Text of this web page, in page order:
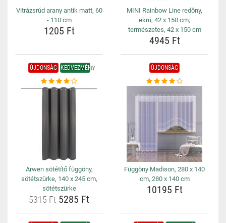
Vitrázsrúd arany antik matt, 60
- 110 cm
1205 Ft
MINI Rainbow Line redőny,
ekrü, 42 x 150 cm,
természetes, 42 x 150 cm
4945 Ft
ÚJDONSÁG KEDVEZMÉNY
Arwen sötétítő függöny,
sötétszürke, 140 x 245 cm,
sötétszürke
5315 Ft 5285 Ft
ÚJDONSÁG
Függöny Madison, 280 x 140
cm, 280 x 140 cm
10195 Ft